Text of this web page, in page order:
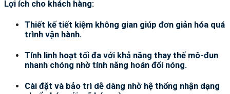
Lợi ích cho khách hàng:
Thiết kế tiết kiệm không gian giúp đơn giản hóa quá
trình vận hành.
Tính linh hoạt tối đa với khả năng thay thế mô-đun
nhanh chóng nhờ tính năng hoán đổi nóng.
Cài đặt và bảo trì dễ dàng nhờ hệ thống nhận dạng